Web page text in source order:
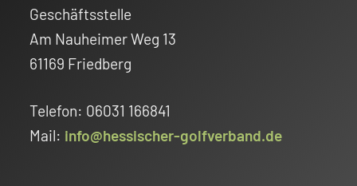
Geschäftsstelle
Am Nauheimer Weg 13
61169 Friedberg
Telefon: 06031 166841
Mail: info@hessischer-golfverband.de